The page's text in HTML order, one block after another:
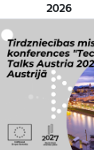
2026